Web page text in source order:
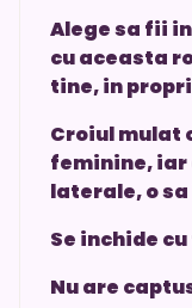
Alege sa fii
cu aceasta
tine, in
Croiul mulat
feminine, iar
laterale, o
Se inchide
Nu are